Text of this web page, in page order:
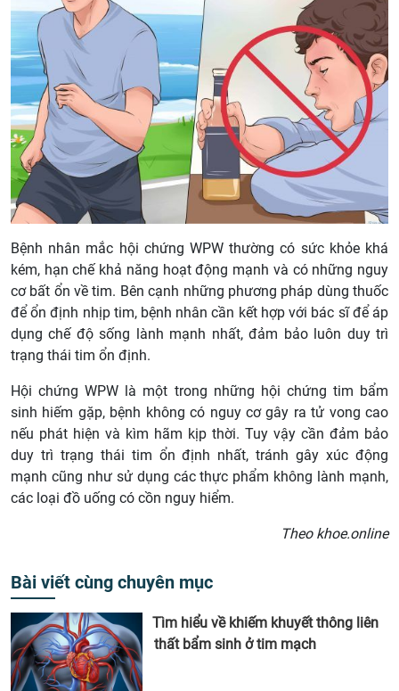
Bệnh nhân mắc hội chứng WPW thường có sức khỏe khá
kém, hạn chế khả năng hoạt động mạnh và có những nguy
cơ bất ổn về tim. Bên cạnh những phương pháp dùng thuốc
để ổn định nhịp tim, bệnh nhân cần kết hợp với bác sĩ để áp
dụng chế độ sống lành mạnh nhất, đảm bảo luôn duy trì
trạng thái tim ổn định.
Hội chứng WPW là một trong những hội chứng tim bẩm
sinh hiếm gặp, bệnh không có nguy cơ gây ra tử vong cao
nếu phát hiện và kìm hãm kịp thời. Tuy vậy cần đảm bảo
duy trì trạng thái tim ổn định nhất, tránh gây xúc động
mạnh cũng như sử dụng các thực phẩm không lành mạnh,
các loại đồ uống có cồn nguy hiểm.
Theo khoe.online
Bài viết cùng chuyên mục
Tìm hiểu về khiếm khuyết thông liên
thất bẩm sinh ở tim mạch